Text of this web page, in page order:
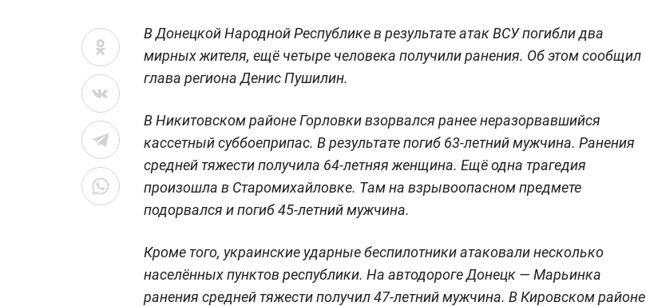
В Донецкой Народной Республике в результате атак ВСУ погибли два
мирных жителя, ещё четыре человека получили ранения. Об этом сообщил
глава региона Денис Пушилин.
В Никитовском районе Горловки взорвался ранее неразорвавшийся
кассетный суббоеприпас. В результате погиб 63-летний мужчина. Ранения
средней тяжести получила 64-летняя женщина. Ещё одна трагедия
произошла в Старомихайловке. Там на взрывоопасном предмете
подорвался и погиб 45-летний мужчина.
Кроме того, украинские ударные беспилотники атаковали несколько
населённых пунктов республики. На автодороге Донецк — Марьинка
ранения средней тяжести получил 47-летний мужчина. В Кировском районе